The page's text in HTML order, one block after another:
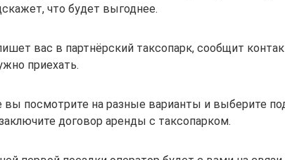
что будет выгоднее.
вас в партнёрский таксопарк, сообщит
приехать.
вы посмотрите на разные варианты и выберите
договор аренды с таксопарком.